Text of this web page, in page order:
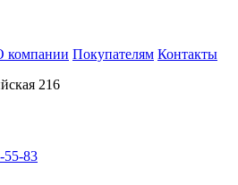
компании Покупателям Контакты
216
55-83